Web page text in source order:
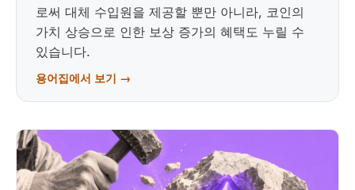
로써 대체 수입원을 제공할 뿐만 아니라, 코인의
가치 상승으로 인한 보상 증가의 혜택도 누릴 수
있습니다.
용어집에서 보기 →